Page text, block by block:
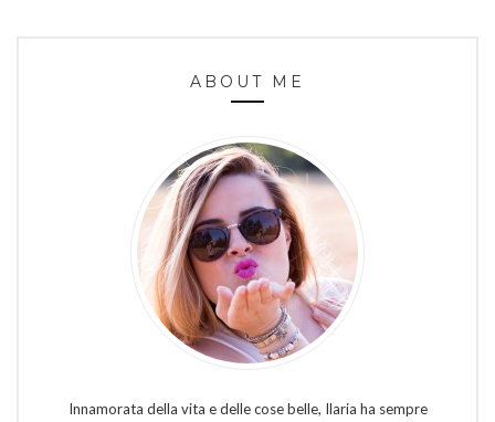
ABOUT ME
Innamorata della vita e delle cose belle, Ilaria ha sempre